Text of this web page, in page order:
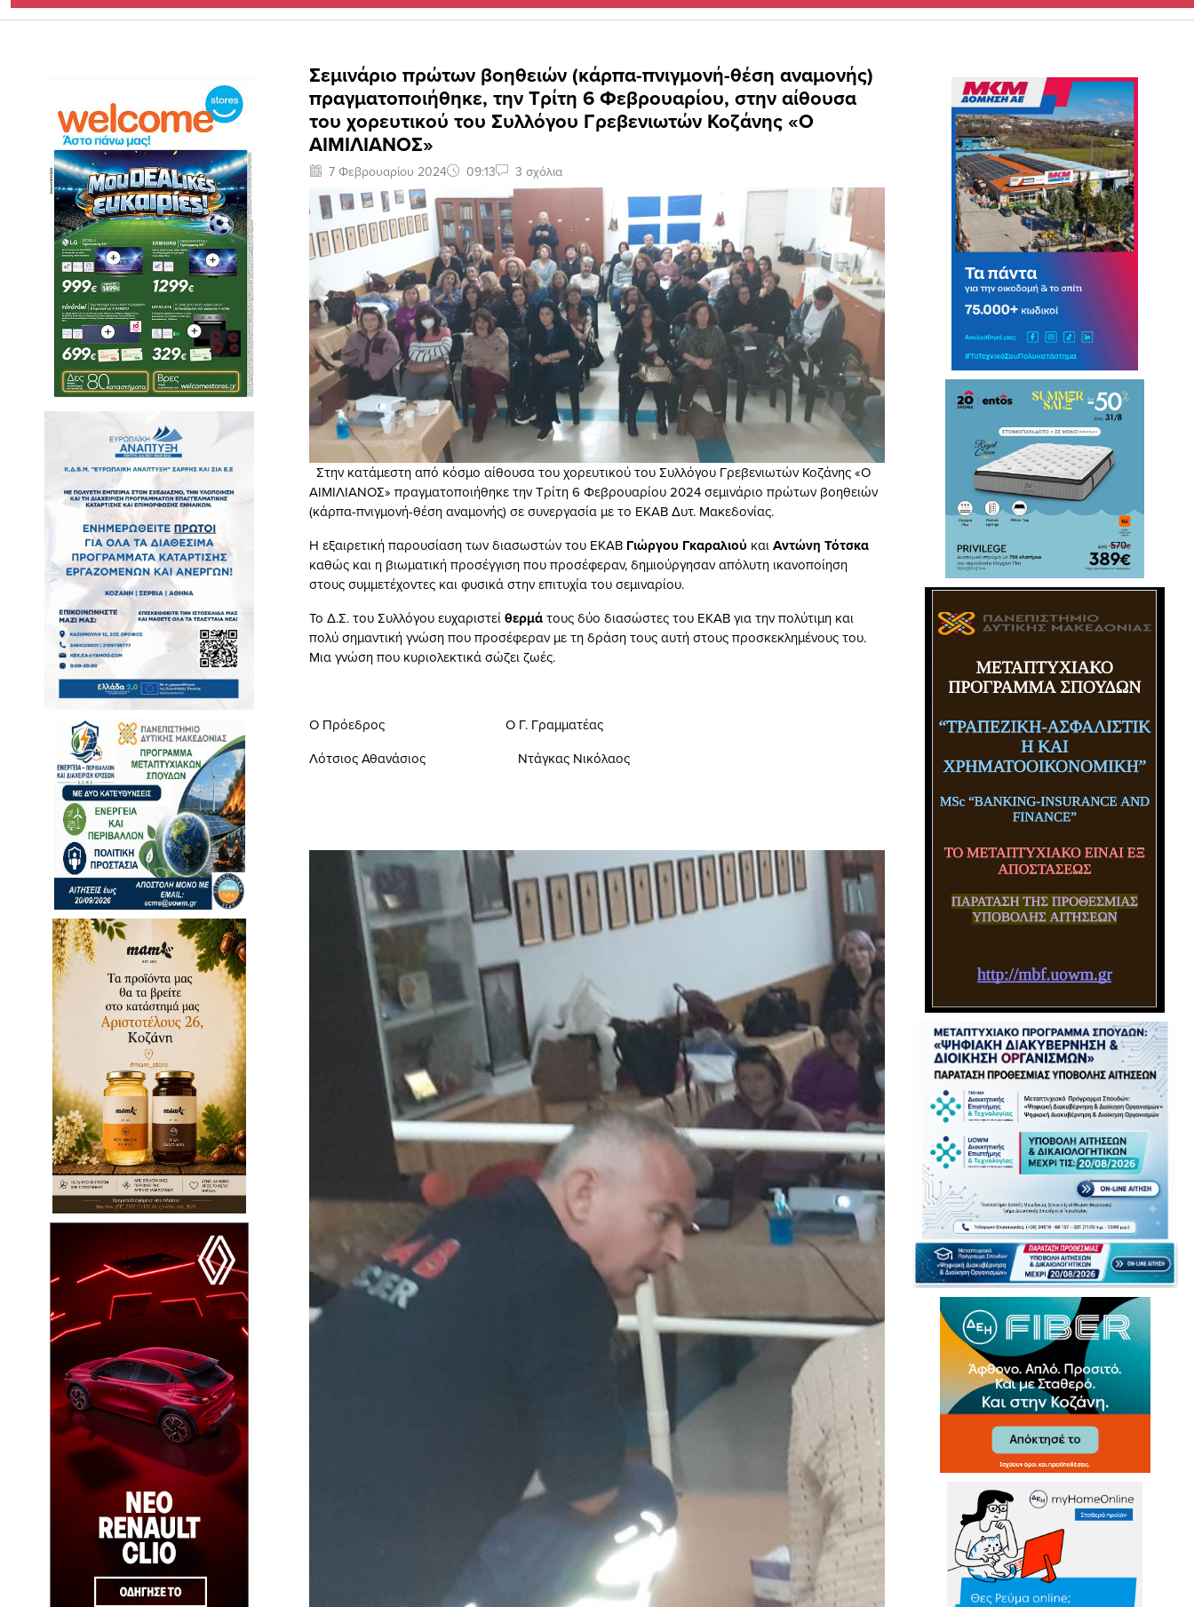
Σεμινάριο πρώτων βοηθειών (κάρπα-πνιγμονή-θέση αναμονής)
πραγματοποιήθηκε, την Τρίτη 6 Φεβρουαρίου, στην αίθουσα
του χορευτικού του Συλλόγου Γρεβενιωτών Κοζάνης «Ο
ΑΙΜΙΛΙΑΝΟΣ»
7 Φεβρουαρίου 2024 09:13 3 σχόλια
Στην κατάμεστη από κόσμο αίθουσα του χορευτικού του Συλλόγου Γρεβενιωτών Κοζάνης «Ο
ΑΙΜΙΛΙΑΝΟΣ» πραγματοποιήθηκε την Τρίτη 6 Φεβρουαρίου 2024 σεμινάριο πρώτων βοηθειών
(κάρπα-πνιγμονή-θέση αναμονής) σε συνεργασία με το ΕΚΑΒ Δυτ. Μακεδονίας.
Η εξαιρετική παρουσίαση των διασωστών του ΕΚΑΒ Γιώργου Γκαραλιού καιΑντώνη Τότσκα
καθώς και η βιωματική προσέγγιση που προσέφεραν, δημιούργησαν απόλυτη ικανοποίηση
στους συμμετέχοντες και φυσικά στην επιτυχία του σεμιναρίου.
Το Δ.Σ. του Συλλόγου ευχαριστείθερμάτους δύο διασώστες του ΕΚΑΒ για την πολύτιμη και
πολύ σημαντική γνώση που προσέφεραν με τη δράση τους αυτή στους προσκεκλημένους του.
Μια γνώση που κυριολεκτικά σώζει ζωές.
Ο Πρόεδρος Ο Γ. Γραμματέας
Λότσιος Αθανάσιος Ντάγκας Νικόλαος